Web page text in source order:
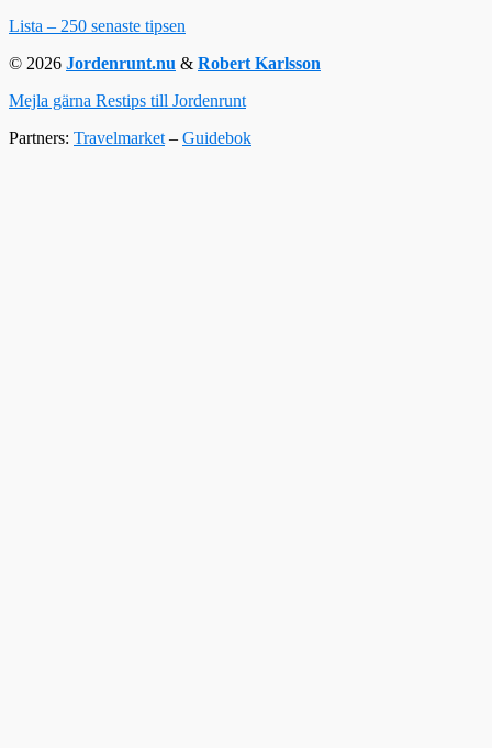
Lista – 250 senaste tipsen
© 2026 Jordenrunt.nu & Robert Karlsson
Mejla gärna Restips till Jordenrunt
Partners: Travelmarket– Guidebok